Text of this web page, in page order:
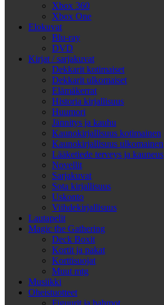
Xbox 360
Xbox One
Elokuvat
Blu-ray
DVD
Kirjat / sarjakuvat
Dekkarit kotimaiset
Dekkarit ulkomaiset
Elämäkerrat
Historia kirjallisuus
Huumori
Jännitys ja kauhu
Kaunokirjallisuus kotimainen
Kaunokirjallisuus ulkomainen
Lääketiede terveys ja kauneus
Novellit
Sarjakuvat
Sota kirjallisuus
Uskonto
Viihdekirjallisuus
Lautapelit
Magic the Gathering
Deck Boxit
Kortit ja pakat
Korttisuojat
Muut mtg
Musiikki
Oheistuotteet
Figuurit ja hahmot